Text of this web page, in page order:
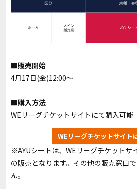
■販売開始
4月17日(金)12:00～
■購入方法
WEリーグチケットサイトにて購入可能
WEリーグチケットサイト
※AYUシートは、WEリーグチケットサ
の販売となります。その他の販売窓口
ん。